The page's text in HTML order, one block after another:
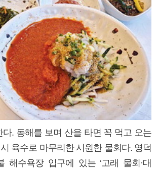
다. 동해를 보며 산을 타면 꼭 먹고 오는
육수로 마무리한 시원한 물회다. 영덕
해수욕장 입구에 있는 ‘고래 물회·대